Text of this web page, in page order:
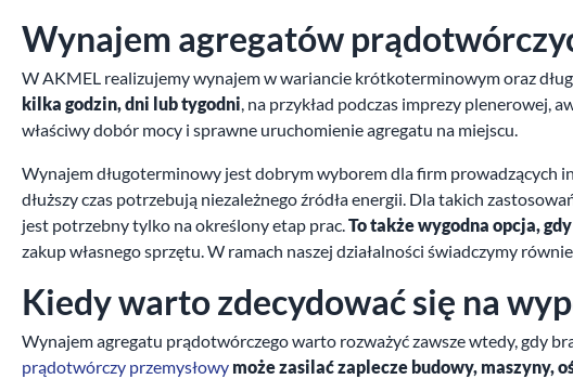
Wynajem agregatów
W AKMEL realizujemy wynajem w wariancie krótkoterminowym oraz
kilka godzin, dni lub tygodni, na przykład podczas imprezy plenerowej,
właściwy dobór mocy i sprawne uruchomienie agregatu na miejscu.
Wynajem długoterminowy jest dobrym wyborem dla firm prowadzących
dłuższy czas potrzebują niezależnego źródła energii. Dla takich
jest potrzebny tylko na określony etap prac.To także wygodna opcja,
zakup własnego sprzętu. W ramach naszej działalności świadczymy
Kiedy warto zdecydować się na
Wynajem agregatu prądotwórczego warto rozważyć zawsze wtedy, gdy
prądotwórczy przemysłowy może zasilać zaplecze budowy, maszyny,